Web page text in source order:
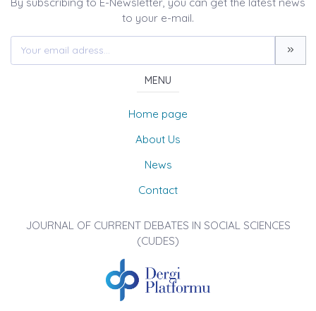
to your e-mail.
MENU
Home page
About Us
News
Contact
JOURNAL OF CURRENT DEBATES IN SOCIAL SCIENCES
(CUDES)